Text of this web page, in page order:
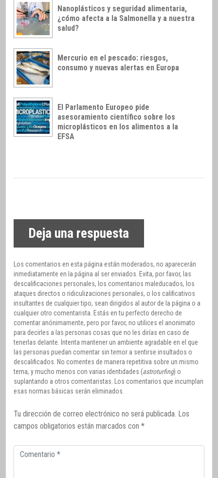
Nanoplásticos y seguridad alimentaria,
¿cómo afecta a la Salmonella y a nuestra
salud?
Mercurio en el pescado: riesgos,
consumo y nuevas alertas en Europa
El Parlamento Europeo pide
asesoramiento científico sobre los
microplásticos en los alimentos a la
EFSA
Deja una respuesta
Los comentarios en esta página están moderados, no aparecerán
inmediatamente en la página al ser enviados. Evita, por favor, las
descalificaciones personales, los comentarios maleducados, los
ataques directos o ridiculizaciones personales, o los calificativos
insultantes de cualquier tipo, sean dirigidos al autor de la página o a
cualquier otro comentarista. Estás en tu perfecto derecho de
comentar anónimamente, pero por favor, no utilices el anonimato
para decirles a las personas cosas que no les dirías en caso de
tenerlas delante. Intenta mantener un ambiente agradable en el que
las personas puedan comentar sin temor a sentirse insultados o
descalificados. No comentes de manera repetitiva sobre un mismo
tema, y mucho menos con varias identidades (astroturfing) o
suplantando a otros comentaristas. Los comentarios que incumplan
esas normas básicas serán eliminados.
Tu dirección de correo electrónico no será publicada. Los
campos obligatorios están marcados con *
Comentario